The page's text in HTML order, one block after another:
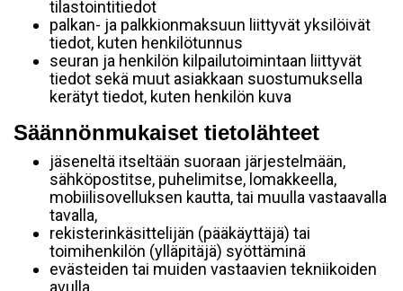
tilastointitiedot
palkan- ja palkkionmaksuun liittyvät yksilöivät
tiedot, kuten henkilötunnus
seuran ja henkilön kilpailutoimintaan liittyvät
tiedot sekä muut asiakkaan suostumuksella
kerätyt tiedot, kuten henkilön kuva
Säännönmukaiset tietolähteet
jäseneltä itseltään suoraan järjestelmään,
sähköpostitse, puhelimitse, lomakkeella,
mobiilisovelluksen kautta, tai muulla vastaavalla
tavalla,
rekisterinkäsittelijän (pääkäyttäjä) tai
toimihenkilön (ylläpitäjä) syöttäminä
evästeiden tai muiden vastaavien tekniikoiden
avulla